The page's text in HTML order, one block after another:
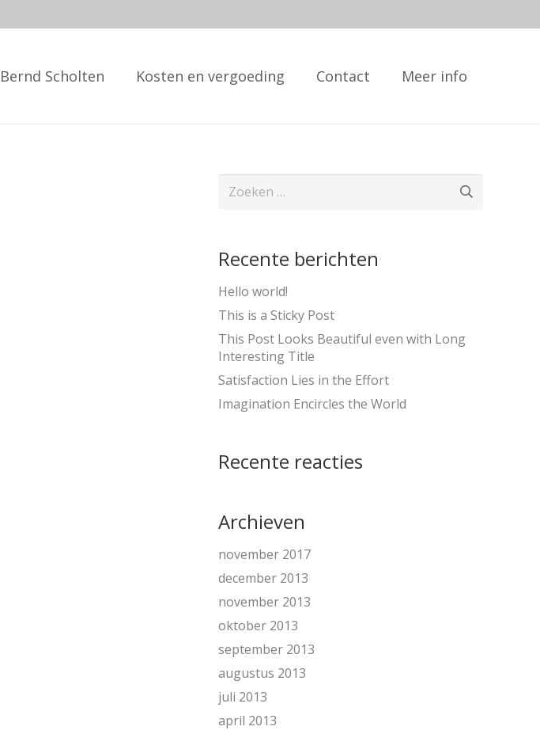
Bernd Scholten Kosten en vergoeding Contact Meer info
Zoeken
Recente berichten
Hello world!
This is a Sticky Post
This Post Looks Beautiful even with Long
Interesting Title
Satisfaction Lies in the Effort
Imagination Encircles the World
Recente reacties
Archieven
november 2017
december 2013
november 2013
oktober 2013
september 2013
augustus 2013
juli 2013
april 2013